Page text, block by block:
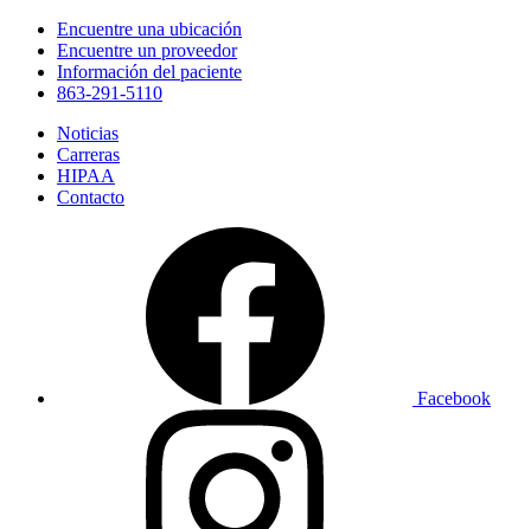
Encuentre una ubicación
Encuentre un proveedor
Información del paciente
863-291-5110
Noticias
Carreras
HIPAA
Contacto
Facebook